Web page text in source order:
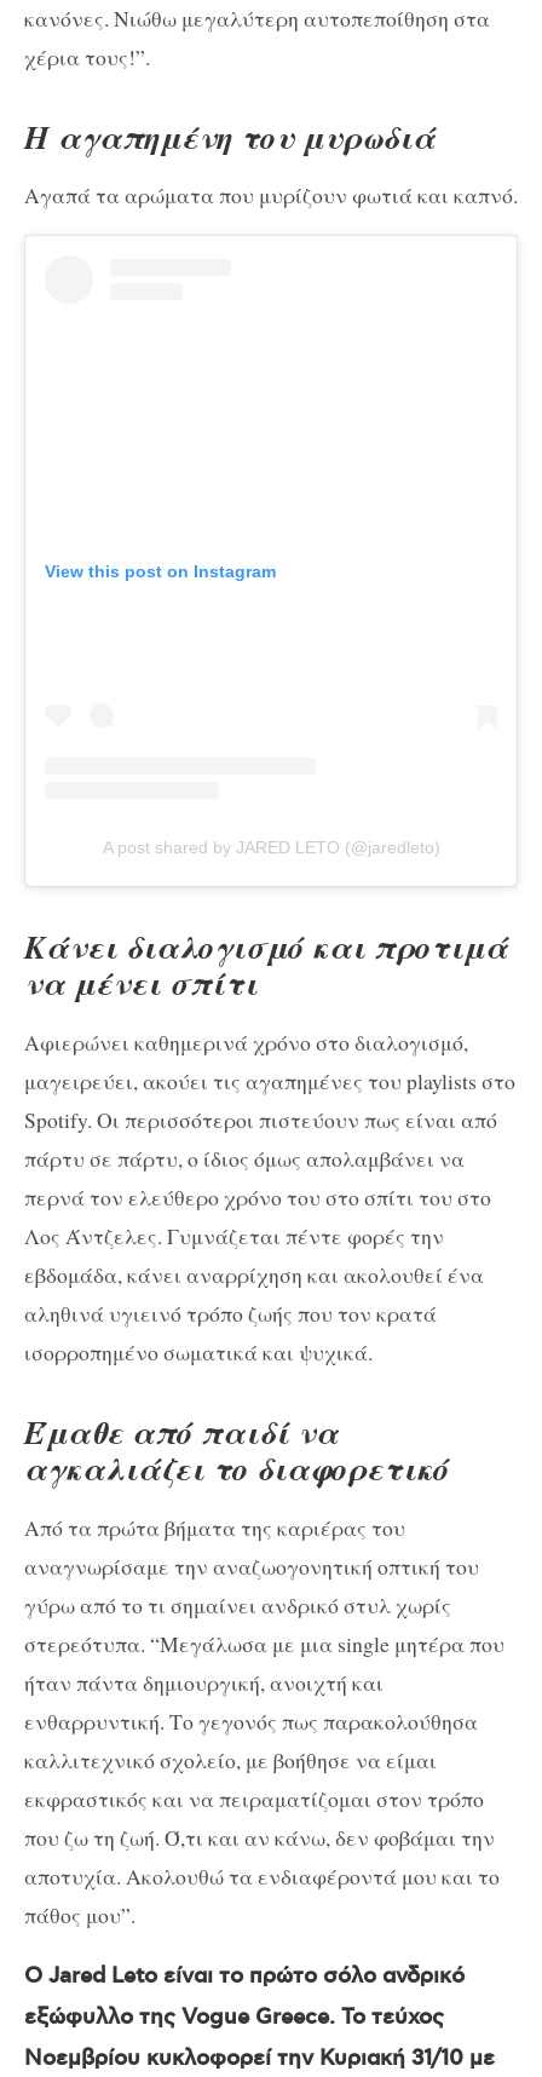
κανόνες. Νιώθω μεγαλύτερη αυτοπεποίθηση στα
χέρια τους!”.
Η αγαπημένη του μυρωδιά
Αγαπά τα αρώματα που μυρίζουν φωτιά και καπνό.
View this post on Instagram
A post shared by JARED LETO (@jaredleto)
Κάνει διαλογισμό και προτιμά
να μένει σπίτι
Αφιερώνει καθημερινά χρόνο στο διαλογισμό,
μαγειρεύει, ακούει τις αγαπημένες του playlists στο
Spotify. Οι περισσότεροι πιστεύουν πως είναι από
πάρτυ σε πάρτυ, ο ίδιος όμως απολαμβάνει να
περνά τον ελεύθερο χρόνο του στο σπίτι του στο
Λος Άντζελες. Γυμνάζεται πέντε φορές την
εβδομάδα, κάνει αναρρίχηση και ακολουθεί ένα
αληθινά υγιεινό τρόπο ζωής που τον κρατά
ισορροπημένο σωματικά και ψυχικά.
Έμαθε από παιδί να
αγκαλιάζει το διαφορετικό
Από τα πρώτα βήματα της καριέρας του
αναγνωρίσαμε την αναζωογονητική οπτική του
γύρω από το τι σημαίνει ανδρικό στυλ χωρίς
στερεότυπα. “Μεγάλωσα με μια single μητέρα που
ήταν πάντα δημιουργική, ανοιχτή και
ενθαρρυντική. Το γεγονός πως παρακολούθησα
καλλιτεχνικό σχολείο, με βοήθησε να είμαι
εκφραστικός και να πειραματίζομαι στον τρόπο
που ζω τη ζωή. Ό,τι και αν κάνω, δεν φοβάμαι την
αποτυχία. Ακολουθώ τα ενδιαφέροντά μου και το
πάθος μου”.
Ο Jared Leto είναι το πρώτο σόλο ανδρικό
εξώφυλλο της Vogue Greece. Το τεύχος
Νοεμβρίου κυκλοφορεί την Κυριακή 31/10 με